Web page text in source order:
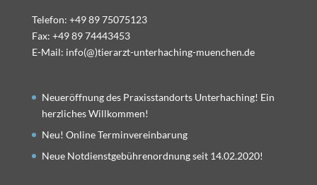
Telefon: +49 89 75075123
Fax: +49 89 74443453
E-Mail: info(@)tierarzt-unterhaching-muenchen.de
Neueröffnung des Praxisstandorts Unterhaching! Ein
herzliches Willkommen!
Neu! Online Terminvereinbarung
Neue Notdienstgebührenordnung seit 14.02.2020!